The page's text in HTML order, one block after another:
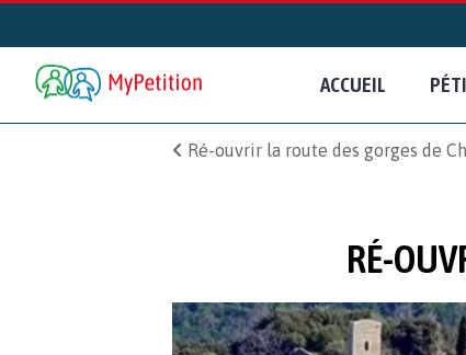
ACCUEIL
Ré-ouvrir la route des gorges de
RÉ-